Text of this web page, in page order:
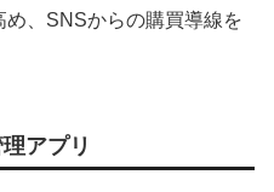
め、SNSからの購買導線を
アプリ